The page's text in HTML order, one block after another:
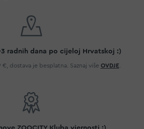
3 radnih dana po cijeloj Hrvatskoj :)
€, dostava je besplatna. Saznaj više OVDJE